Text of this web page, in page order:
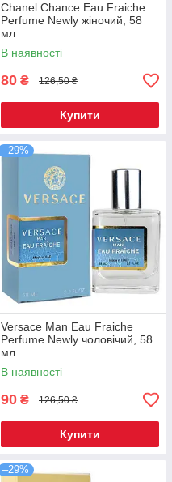
Chanel Chance Eau Fraiche
Perfume Newly жіночий, 58
мл
В наявності
80 ₴ 126,50 ₴
Купити
–29%
Versace Man Eau Fraiche
Perfume Newly чоловічий, 58
мл
В наявності
90 ₴ 126,50 ₴
Купити
–29%